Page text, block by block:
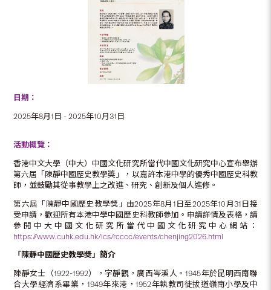
日期：
2025年8月1日 - 2025年10月31日
活動概覽：
香港中文大學（中大）中國文化研究所當代中國文化研究中心宣布舉辦
第六屆「陳靜中國歷史教學奬」，以嘉許本港中學的優秀中國歷史科教
師，並鼓勵其從事教學上之改進、研究、創新及個人進修。
第六屆「陳靜中國歷史教學獎」由2025年8月1日至2025年10月31日接
受申請，歡迎所有本港中學中國歷史科教師參加。申請詳情及表格，請
參閱中大中國文化研究所當代中國文化研究中心網站：
https://www.cuhk.edu.hk/ics/rcccc/events/chenjing2026.html
「陳靜中國歷史教學奬」簡介
陳靜女士（1922-1992），字靜觀，廣西岑溪人。1945年於昆明西南聯
合大學經濟系畢業，1949年來港，1952年執教司徒拔道嶺南小學及中